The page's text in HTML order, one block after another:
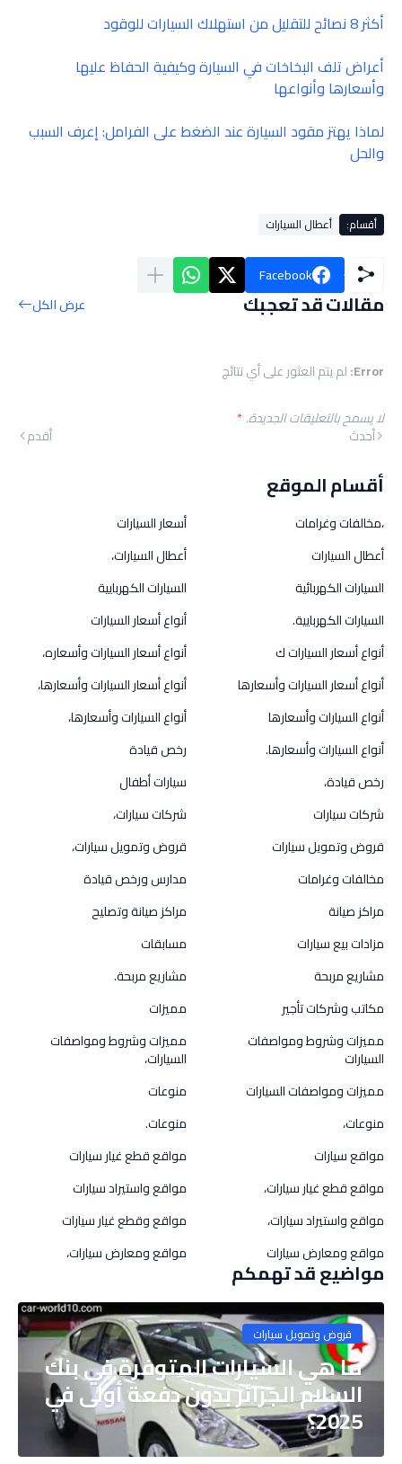
أكثر 8 نصائح للتقليل من استهلاك السيارات للوقود
أعراض تلف البخاخات في السيارة وكيفية الحفاظ عليها
وأسعارها وأنواعها
لماذا يهتز مقود السيارة عند الضغط على الفرامل: إعرف السبب
والحل
أقسام: أعطال السيارات
Facebook
مقالات قد تعجبك عرض الكل
Error: لم يتم العثور على أي نتائج
لا يسمح بالتعليقات الجديدة.*
أحدث أقدم
أقسام الموقع
،مخالفات وغرامات
أسعار السيارات
أعطال السيارات
أعطال السيارات،
السيارات الكهربائية
السيارات الكهربايية
السيارات الكهربايية.
أنواع أسعار السيارات
أنواع أسعار السيارات ك
أنواع أسعار السيارات وأسعاره،
أنواع أسعار السيارات وأسعارها
أنواع أسعار السيارات وأسعارها،
أنواع السيارات وأسعارها
أنواع السيارات وأسعارها،
أنواع السيارات وأسعارها.
رخص قيادة
رخص قيادة،
سيارات أطفال
شركات سيارات
شركات سيارات،
قروض وتمويل سيارات
قروض وتمويل سيارات،
مخالفات وغرامات
مدارس ورخص قيادة
مراكز صيانة
مراكز صيانة وتصليح
مزادات بيع سيارات
مسابقات
مشاريع مربحة
مشاريع مربحة.
مكاتب وشركات تأجير
مميزات
مميزات وشروط ومواصفات
السيارات
مميزات وشروط ومواصفات
السيارات،
مميزات ومواصفات السيارات
منوعات
منوعات،
منوعات.
مواقع سيارات
مواقع قطع غيار سيارات
مواقع قطع غيار سيارات،
مواقع واستيراد سيارات
مواقع واستيراد سيارات،
مواقع وقطع غيار سيارات
مواقع ومعارض سيارات
مواقع ومعارض سيارات،
مواضيع قد تهمكم
قروض وتمويل سيارات
ما هي السيارات المتوفرة في بنك
السلام الجزائر بدون دفعة أولى في
2025؟